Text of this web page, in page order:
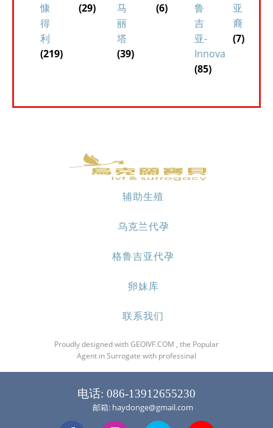
慷
得
利
(219)
(29)
马
丽
塔
(39)
(6)
鲁
吉
亚-
Innova
(85)
亚
裔
(7)
辅助生殖
乌克兰代孕
格鲁吉亚代孕
卵妹库
联系我们
Proudly designed with GEOIVF.COM , the Popular
Agent in Surrogate with professinal
电话: 086-13912655230
邮箱: haydonge@gmail.com